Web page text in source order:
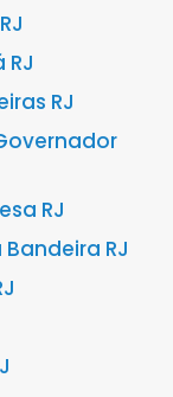
RJ
RJ
RJ